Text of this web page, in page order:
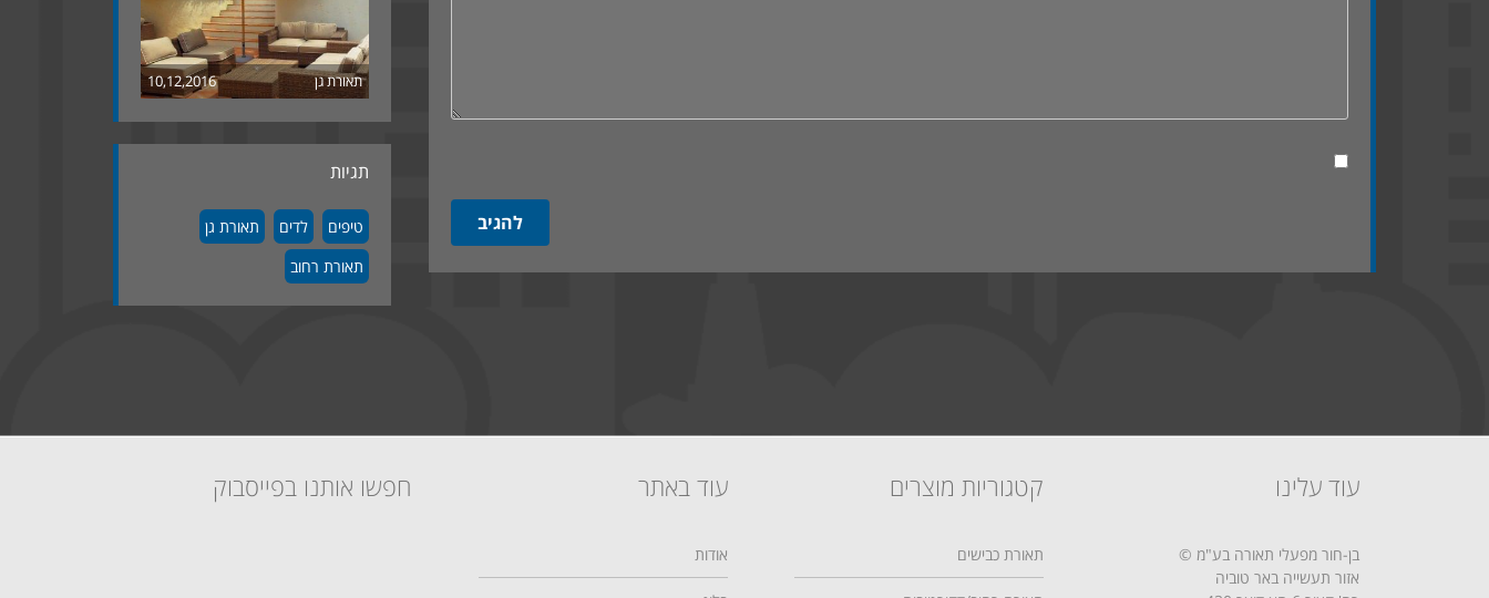
תאורת גן 10,12,2016
תגיות
טיפים לדים
תאורת גן
תאורת רחוב
חפשו אותנו בפייסבוק עוד באתר
אודות
קטגוריות מוצרים
תאורת כבישים
עוד עלינו
בן-חור מפעלי תאורה בע"מ ©
אזור תעשייה באר טוביה